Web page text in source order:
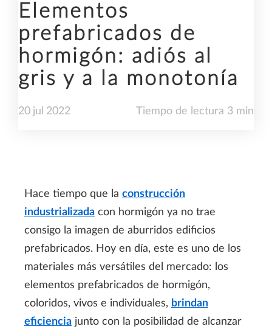
Elementos
prefabricados de
hormigón: adiós al
gris y a la monotonía
20 jul 2022 Tiempo de lectura 3 min
Hace tiempo que la construcción
industrializada con hormigón ya no trae
consigo la imagen de aburridos edificios
prefabricados. Hoy en día, este es uno de los
materiales más versátiles del mercado: los
elementos prefabricados de hormigón,
coloridos, vivos e individuales, brindan
eficiencia junto con la posibilidad de alcanzar